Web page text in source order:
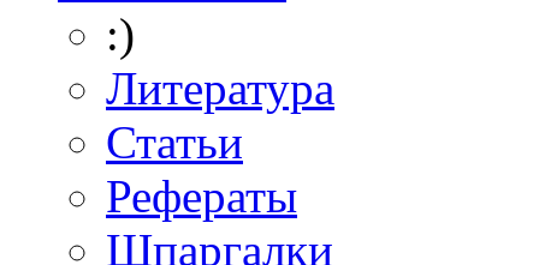
:)
Литература
Статьи
Рефераты
Шпаргалки